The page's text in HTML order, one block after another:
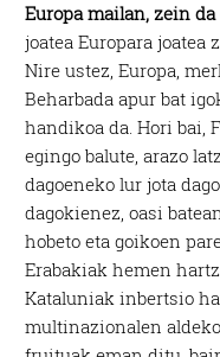
Europa mailan, zein da
joatea Europara joatea
Nire ustez, Europa,
Beharbada apur bat
handikoa da. Hori bai,
egingo balute, arazo
dagoeneko lur jota
dagokienez, oasi
hobeto eta goikoen
Erabakiak hemen
Kataluniak inbertsio
multinazionalen